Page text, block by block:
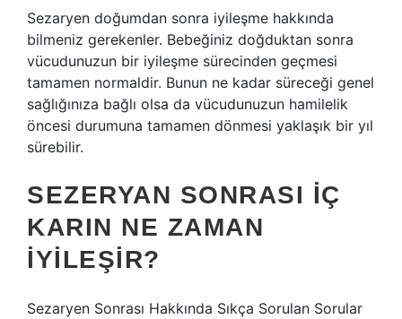
Sezaryen doğumdan sonra iyileşme hakkında
bilmeniz gerekenler. Bebeğiniz doğduktan sonra
vücudunuzun bir iyileşme sürecinden geçmesi
tamamen normaldir. Bunun ne kadar süreceği genel
sağlığınıza bağlı olsa da vücudunuzun hamilelik
öncesi durumuna tamamen dönmesi yaklaşık bir yıl
sürebilir.
SEZERYAN SONRASI IÇ
KARIN NE ZAMAN
IYILEŞIR?
Sezaryen Sonrası Hakkında Sıkça Sorulan Sorular